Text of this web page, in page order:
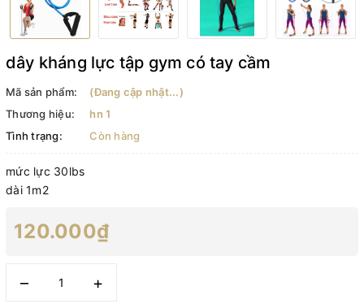
dây kháng lực tập gym có tay cầm
Mã sản phẩm:
(Đang cập nhật...)
Thương hiệu:
hn 1
Tình trạng:
Còn hàng
mức lực 30lbs
dài 1m2
120.000₫
– +